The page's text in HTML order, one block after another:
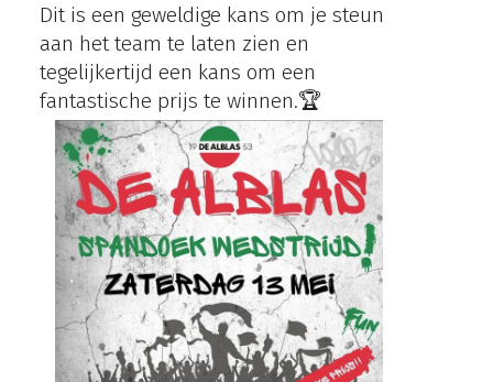
Dit is een geweldige kans om je steun
aan het team te laten zien en
tegelijkertijd een kans om een
fantastische prijs te winnen.🏆